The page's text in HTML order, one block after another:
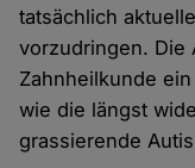
tatsächlich
vorzudringen. Die
Zahnheilkunde
wie die längst
grassierende